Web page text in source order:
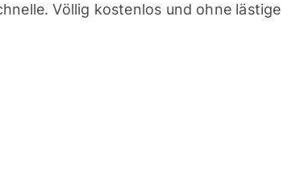
Völlig kostenlos und ohne lästige